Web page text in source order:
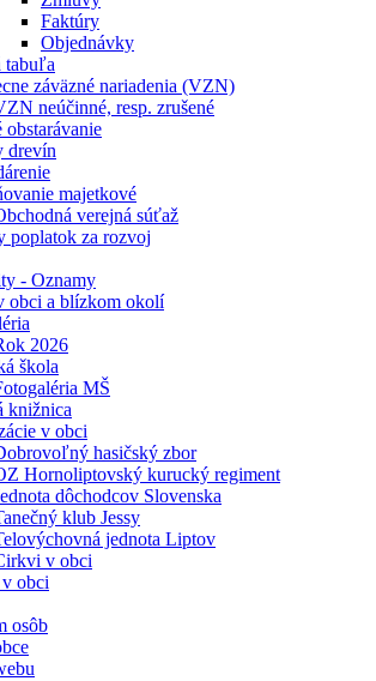
Faktúry
Objednávky
tabuľa
záväzné nariadenia (VZN)
neúčinné, resp. zrušené
obstarávanie
drevín
majetkové
verejná súťaž
poplatok za rozvoj
- Oznamy
obci a blízkom okolí
2026
škola
MŠ
knižnica
v obci
hasičský zbor
Hornoliptovský kurucký regiment
dôchodcov Slovenska
klub Jessy
jednota Liptov
v obci
obci
osôb